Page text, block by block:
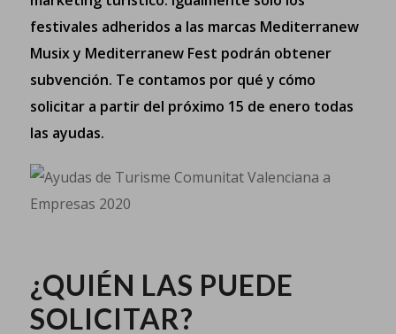
festivales adheridos a las marcas Mediterranew
Musix y Mediterranew Fest podrán obtener
subvención. Te contamos por qué y cómo
solicitar a partir del próximo 15 de enero todas
las ayudas.
¿QUIÉN LAS PUEDE
SOLICITAR?